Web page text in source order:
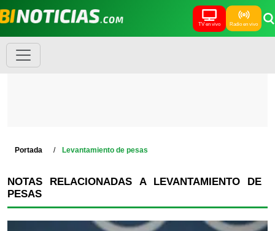
TV en vivo Radio en vivo
Portada Levantamiento de pesas
NOTAS RELACIONADAS A LEVANTAMIENTO DE
PESAS